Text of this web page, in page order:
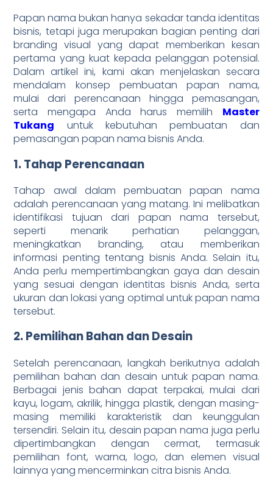
Papan nama bukan hanya sekadar tanda identitas
bisnis, tetapi juga merupakan bagian penting dari
branding visual yang dapat memberikan kesan
pertama yang kuat kepada pelanggan potensial.
Dalam artikel ini, kami akan menjelaskan secara
mendalam konsep pembuatan papan nama,
mulai dari perencanaan hingga pemasangan,
serta mengapa Anda harus memilih Master
Tukang untuk kebutuhan pembuatan dan
pemasangan papan nama bisnis Anda.
1. Tahap Perencanaan
Tahap awal dalam pembuatan papan nama
adalah perencanaan yang matang. Ini melibatkan
identifikasi tujuan dari papan nama tersebut,
seperti menarik perhatian pelanggan,
meningkatkan branding, atau memberikan
informasi penting tentang bisnis Anda. Selain itu,
Anda perlu mempertimbangkan gaya dan desain
yang sesuai dengan identitas bisnis Anda, serta
ukuran dan lokasi yang optimal untuk papan nama
tersebut.
2. Pemilihan Bahan dan Desain
Setelah perencanaan, langkah berikutnya adalah
pemilihan bahan dan desain untuk papan nama.
Berbagai jenis bahan dapat terpakai, mulai dari
kayu, logam, akrilik, hingga plastik, dengan masing-
masing memiliki karakteristik dan keunggulan
tersendiri. Selain itu, desain papan nama juga perlu
dipertimbangkan dengan cermat, termasuk
pemilihan font, warna, logo, dan elemen visual
lainnya yang mencerminkan citra bisnis Anda.